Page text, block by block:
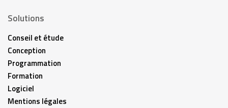
Solutions
Conseil et étude
Conception
Programmation
Formation
Logiciel
Mentions légales